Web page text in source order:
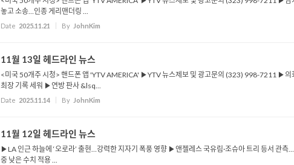
놓고 소송…인종 게리맨더링 ...
Date 2025.11.21 By JohnKim
11월 13일 헤드라인 뉴스
<미국 50개주 시청> 핸드폰 앱 'YTV AMERICA' ▶YTV 뉴스제보 및 광고문의 (323) 998-7211 ▶
최장 기록 세워 ▶연방 판사 &lsq...
Date 2025.11.14 By JohnKim
11월 12일 헤드라인 뉴스
▶LA 인근 하늘에 ‘오로라’ 출현…강력한 지자기 폭풍 영향 ▶앤젤레스 국유림·조슈아 트리 등서
중 낮은 수치 적용 ...